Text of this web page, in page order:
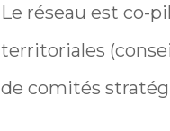
Le réseau est co-
territoriales
de comités